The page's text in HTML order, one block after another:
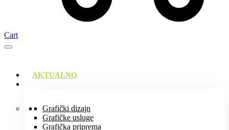
Cart
AKTUALNO
Grafički dizajn
Grafičke usluge
Grafička priprema